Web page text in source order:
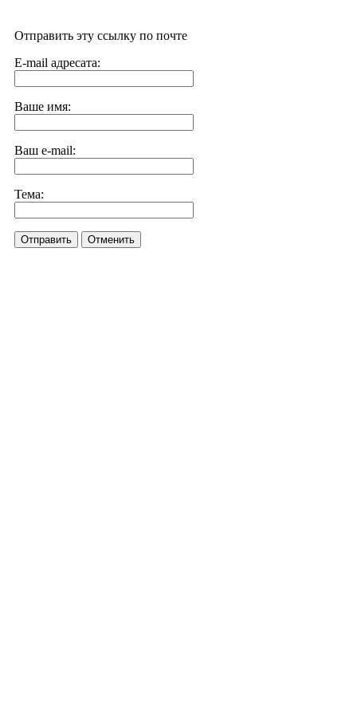
Отправить эту ссылку по почте
E-mail адресата:
Ваше имя:
Ваш e-mail:
Тема:
Отправить Отменить